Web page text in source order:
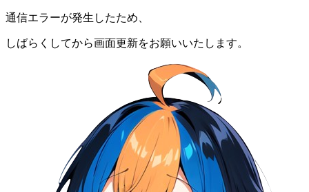
通信エラーが発生したため、
しばらくしてから画面更新をお願いいたします。